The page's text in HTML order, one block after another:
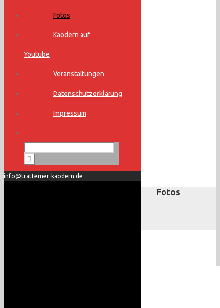
Fotos
Kaodern auf
Youtube
Veranstaltungen
Datenschutzerklärung
Impressum
info@trattemer-kaodern.de
Fotos